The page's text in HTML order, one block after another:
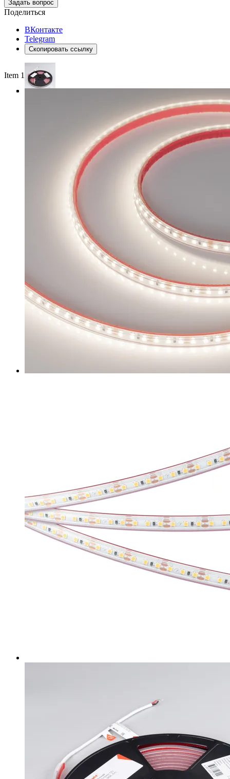
Задать вопрос
Поделиться
ВКонтакте
Telegram
Скопировать ссылку
Item 1 of 3